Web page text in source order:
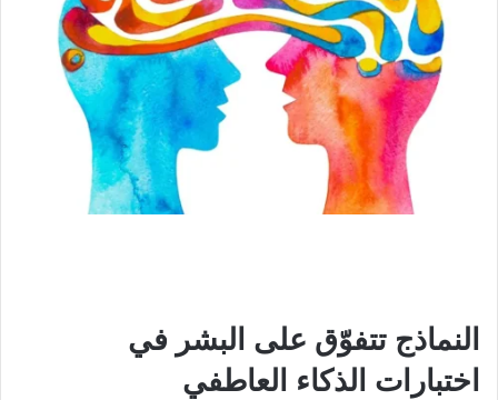
النماذج تتفوّق على البشر في
اختبارات الذكاء العاطفي